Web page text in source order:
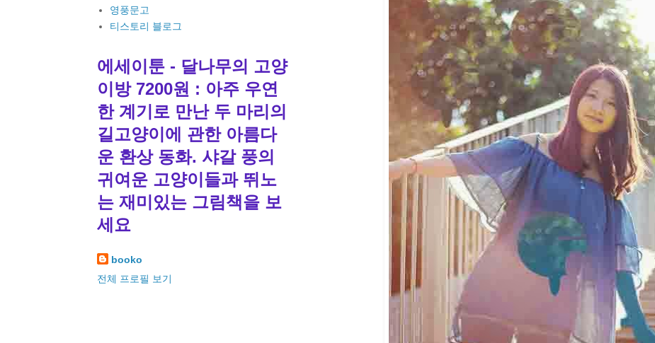
영풍문고
티스토리 블로그
에세이툰 - 달나무의 고양
이방 7200원 : 아주 우연
한 계기로 만난 두 마리의
길고양이에 관한 아름다
운 환상 동화. 샤갈 풍의
귀여운 고양이들과 뛰노
는 재미있는 그림책을 보
세요
booko
전체 프로필 보기